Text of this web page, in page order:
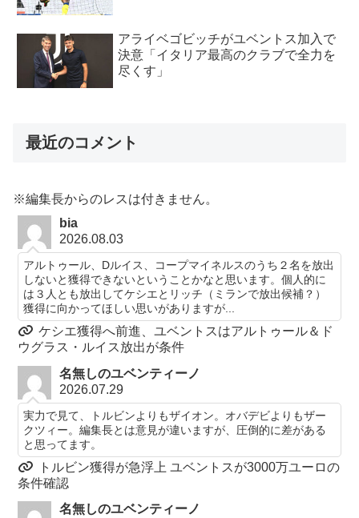
アライベゴビッチがユベントス加入で
決意「イタリア最高のクラブで全力を
尽くす」
最近のコメント
※編集長からのレスは付きません。
bia
2026.08.03
アルトゥール、Dルイス、コープマイネルスのうち２名を放出
しないと獲得できないということかなと思います。個人的に
は３人とも放出してケシエとリッチ（ミランで放出候補？）
獲得に向かってほしい思いがありますが...
ケシエ獲得へ前進、ユベントスはアルトゥール＆ド
ウグラス・ルイス放出が条件
名無しのユベンティーノ
2026.07.29
実力で見て、トルビンよりもザイオン。オバデビよりもザー
クツィー。編集長とは意見が違いますが、圧倒的に差がある
と思ってます。
トルビン獲得が急浮上 ユベントスが3000万ユーロの
条件確認
名無しのユベンティーノ